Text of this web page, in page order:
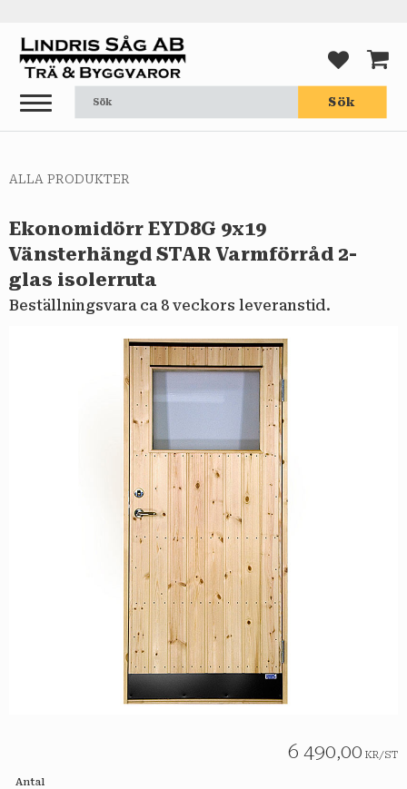
Meny
Sök
ALLA PRODUKTER
Ekonomidörr EYD8G 9x19
Vänsterhängd STAR Varmförråd 2-
glas isolerruta
Beställningsvara ca 8 veckors leveranstid.
6 490,00 KR/ST
Antal